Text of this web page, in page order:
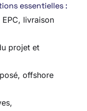
essentielles :
livraison
projet et
offshore